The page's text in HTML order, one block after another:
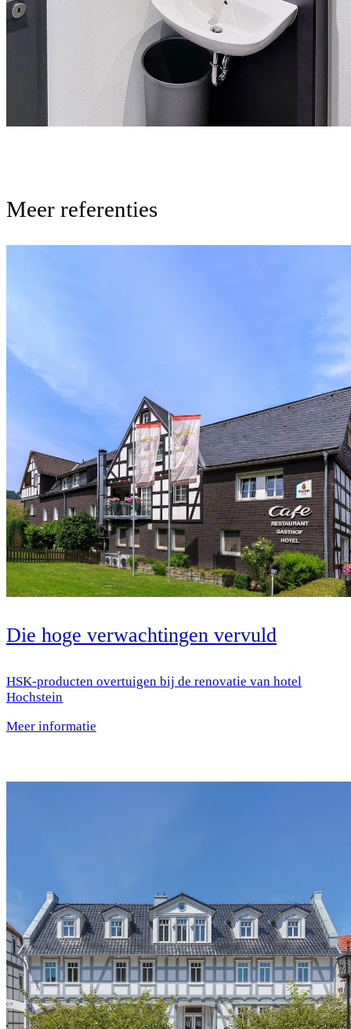
Meer referenties
Die hoge verwachtingen vervuld
HSK-producten overtuigen bij de renovatie van hotel
Hochstein
Meer informatie